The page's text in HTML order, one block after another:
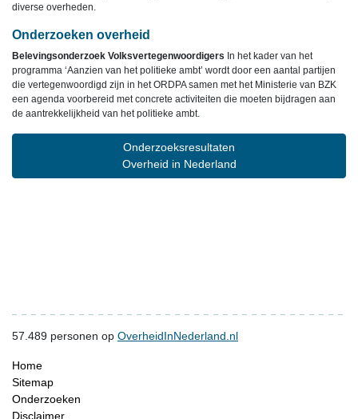
diverse overheden.
Onderzoeken overheid
Belevingsonderzoek Volksvertegenwoordigers In het kader van het
programma ‘Aanzien van het politieke ambt’ wordt door een aantal partijen
die vertegenwoordigd zijn in het ORDPA samen met het Ministerie van BZK
een agenda voorbereid met concrete activiteiten die moeten bijdragen aan
de aantrekkelijkheid van het politieke ambt.
Onderzoeksresultaten
Overheid in Nederland
57.489 personen op OverheidInNederland.nl
Home
Sitemap
Onderzoeken
Disclaimer